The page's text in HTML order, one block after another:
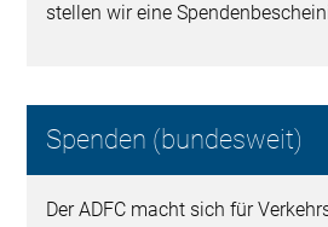
stellen wir eine
Spenden (bundesweit)
Der ADFC macht sich für